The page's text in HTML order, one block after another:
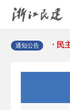
通知公告
· 民
· 民
· 中
· 中